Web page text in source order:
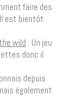
faire des
est bientôt
wild : Un jeu
donc il
depuis
également